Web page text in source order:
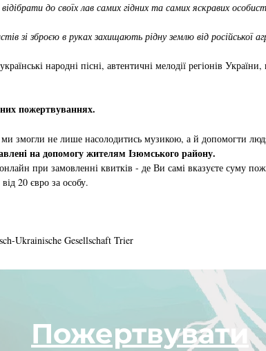
до своїх лав самих гідних та самих яскравих
зі зброєю в руках захищають рідну землю від російської
народні пісні, автентичні мелодії регіонів
пожертвуваннях.
змогли не лише насолодитись музикою, а й допомогти
на допомогу жителям Ізюмського району.
при замовленні квитків - де Ви самі вказуєте суму
20 євро за особу.
Ukrainische Gesellschaft Trier
Пожертвувати